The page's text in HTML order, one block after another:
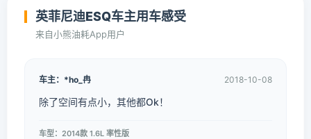
英菲尼迪ESQ车主用车感受
来自小熊油耗App用户
车主：*ho_冉 2018-10-08
除了空间有点小，其他都Ok！
车型：2014款 1.6L 率性版